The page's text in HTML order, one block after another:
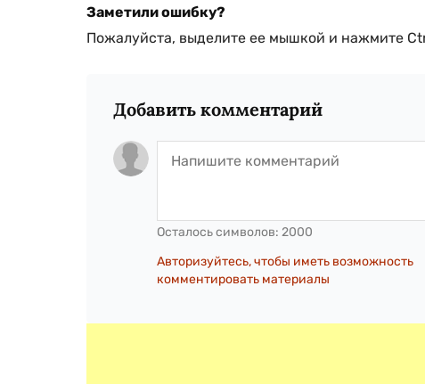
Заметили ошибку?
Пожалуйста, выделите ее мышкой и нажмите
Добавить комментарий
Осталось символов: 2000
Авторизуйтесь, чтобы иметь возможность
комментировать материалы